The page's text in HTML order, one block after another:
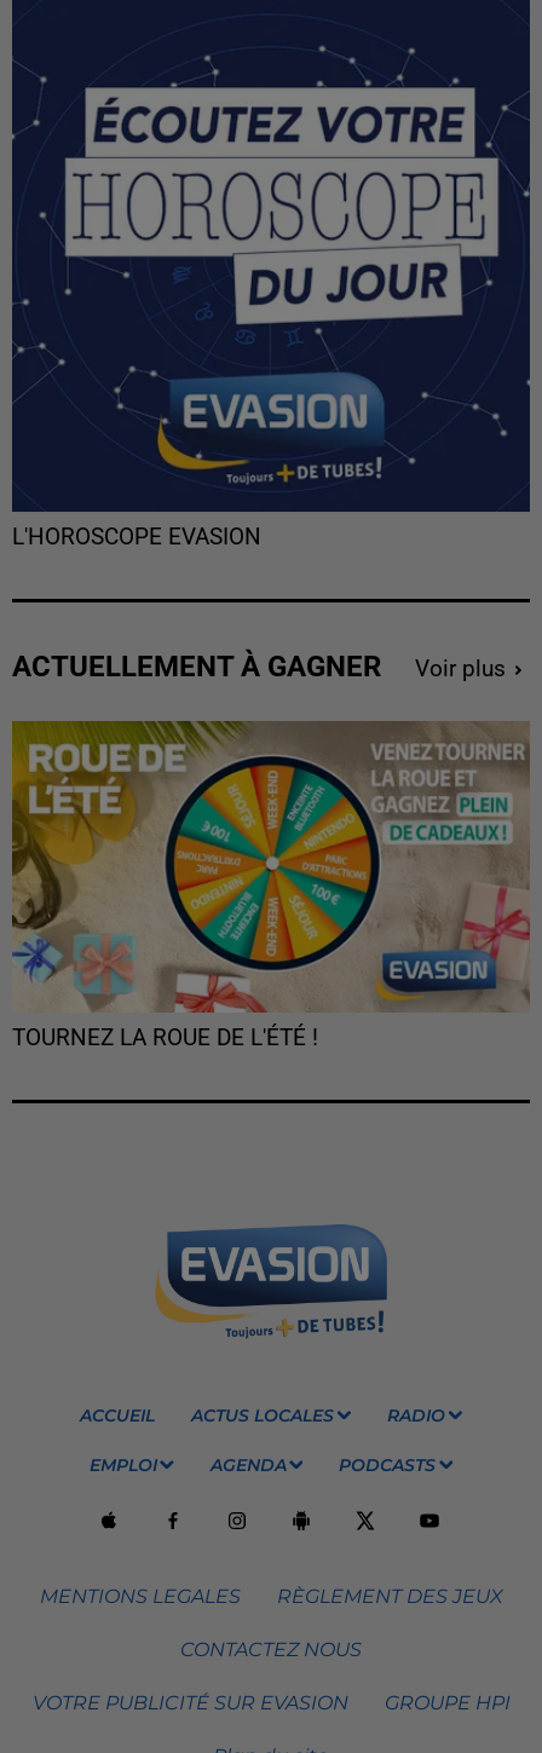
L'HOROSCOPE EVASION
ACTUELLEMENT À GAGNER Voir plus
TOURNEZ LA ROUE DE L'ÉTÉ !
ACCUEIL ACTUS LOCALES RADIO
EMPLOI AGENDA PODCASTS
MENTIONS LEGALES RÈGLEMENT DES JEUX
CONTACTEZ NOUS
VOTRE PUBLICITÉ SUR EVASION GROUPE HPI